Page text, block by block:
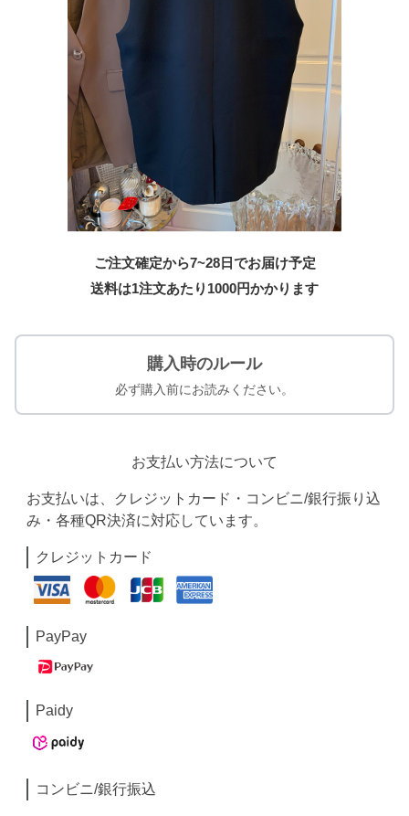
ご注文確定から7~28日でお届け予定
送料は1注文あたり 1000円かかります
購入時のルール
必ず購入前にお読みください。
お支払い方法について
お支払いは、クレジットカード・コンビニ/銀行振り込
み・各種QR決済に対応しています。
クレジットカード
PayPay
Paidy
コンビニ/銀行振込